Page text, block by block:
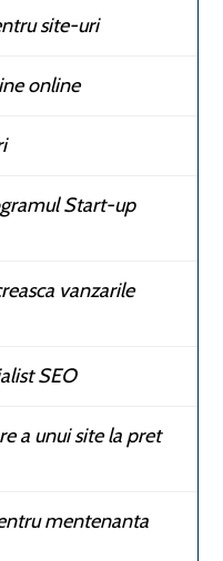
site-uri
online
Start-up
vanzarile
SEO
a unui site la pret
mentenanta